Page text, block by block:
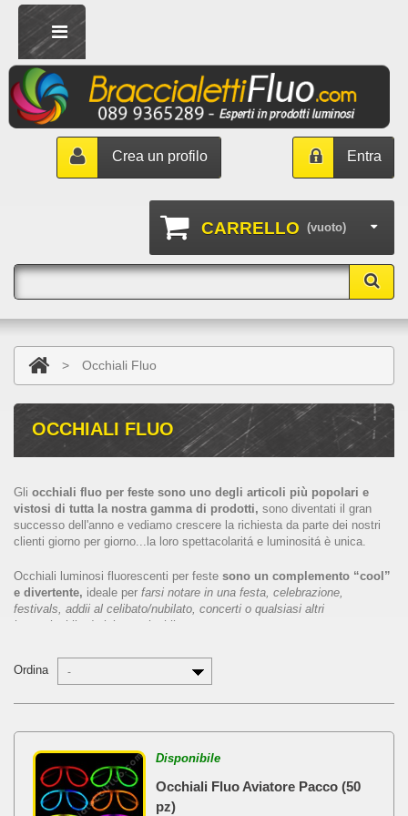
Entra
Crea un profilo
CARRELLO (vuoto)
> Occhiali Fluo
OCCHIALI FLUO
Gli occhiali fluo per feste sono uno degli articoli più popolari e
vistosi di tutta la nostra gamma di prodotti, sono diventati il gran
successo dell'anno e vediamo crescere la richiesta da parte dei nostri
clienti giorno per giorno...la loro spettacolaritá e luminositá è unica.
Occhiali luminosi fluorescenti per feste sono un complemento “cool”
e divertente, ideale per farsi notare in una festa, celebrazione,
festivals, addii al celibato/nubilato, concerti o qualsiasi altri
immaginabile de inimmaginabile evento.
I nostri occhiali fluo si montano facilmente e in pochissimi
secondi
saranno pronti per impressionare praticamente tutti.
Come tutti i prodotti fluo “ glow”
potrai attivare questi occhiali luminosi
fluorescenti solo una volta, fallo prima di montarli e una volta pronti la
loro luminositá durerá per più di 12 ore.
Ordina -
Disponibile
Occhiali Fluo Aviatore Pacco (50
pz)